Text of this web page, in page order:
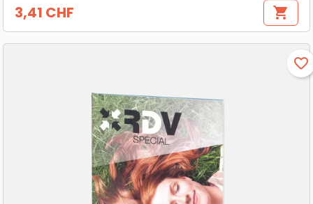
Prix
3,41 CHF shopping_cart
favorite_border